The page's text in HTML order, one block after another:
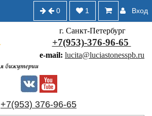
Вход
1
0
г. Санкт-Петербург
+7(953)-376-96-65
e-mail: lucita@luciastonesspb.ru
+7(953) 376-96-65